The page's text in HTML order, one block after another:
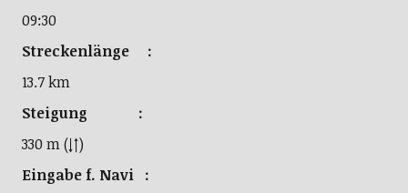
09:30
Streckenlänge :
13.7 km
Steigung :
330 m (↓↑)
Eingabe f. Navi :